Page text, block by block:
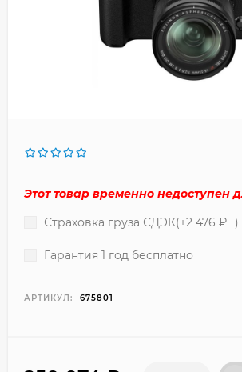
Этот товар временно недоступен
Страховка груза СДЭК(+2 476 )
Гарантия 1 год бесплатно
АРТИКУЛ: 675801